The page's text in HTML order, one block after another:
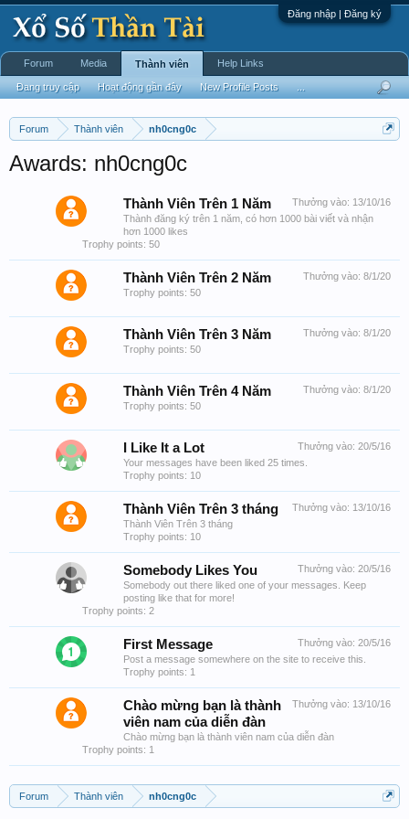
Đăng nhập | Đăng ký
Forum Thành viên nh0cng0c
Awards: nh0cng0c
Thưởng vào: 13/10/16
Thành Viên Trên 1 Năm
Thành đăng ký trên 1 năm, có hơn 1000 bài viết và nhận
hơn 1000 likes
Trophy points: 50
Thưởng vào: 8/1/20
Thành Viên Trên 2 Năm
Trophy points: 50
Thưởng vào: 8/1/20
Thành Viên Trên 3 Năm
Trophy points: 50
Thưởng vào: 8/1/20
Thành Viên Trên 4 Năm
Trophy points: 50
Thưởng vào: 20/5/16
I Like It a Lot
Your messages have been liked 25 times.
Trophy points: 10
Thưởng vào: 13/10/16
Thành Viên Trên 3 tháng
Thành Viên Trên 3 tháng
Trophy points: 10
Thưởng vào: 20/5/16
Somebody Likes You
Somebody out there liked one of your messages. Keep
posting like that for more!
Trophy points: 2
Thưởng vào: 20/5/16
First Message
Post a message somewhere on the site to receive this.
Trophy points: 1
Thưởng vào: 13/10/16
Chào mừng bạn là thành
viên nam của diễn đàn
Chào mừng bạn là thành viên nam của diễn đàn
Trophy points: 1
Forum Thành viên nh0cng0c
Forum Media Thành viên
Đang truy cập Hoạt động gần đây New Profile Posts
Help Links